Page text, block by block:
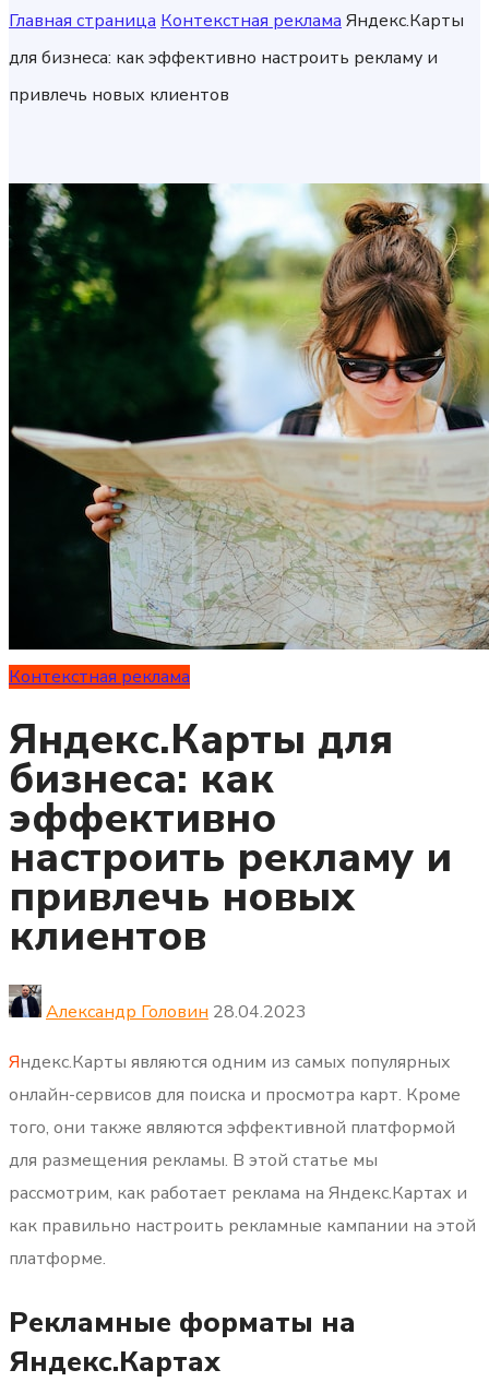
Главная страница Контекстная реклама Яндекс.Карты
для бизнеса: как эффективно настроить рекламу и
привлечь новых клиентов
Контекстная реклама
Яндекс.Карты для
бизнеса: как
эффективно
настроить рекламу и
привлечь новых
клиентов
Александр Головин 28.04.2023
Яндекс.Карты являются одним из самых популярных
онлайн-сервисов для поиска и просмотра карт. Кроме
того, они также являются эффективной платформой
для размещения рекламы. В этой статье мы
рассмотрим, как работает реклама на Яндекс.Картах и
как правильно настроить рекламные кампании на этой
платформе.
Рекламные форматы на
Яндекс.Картах